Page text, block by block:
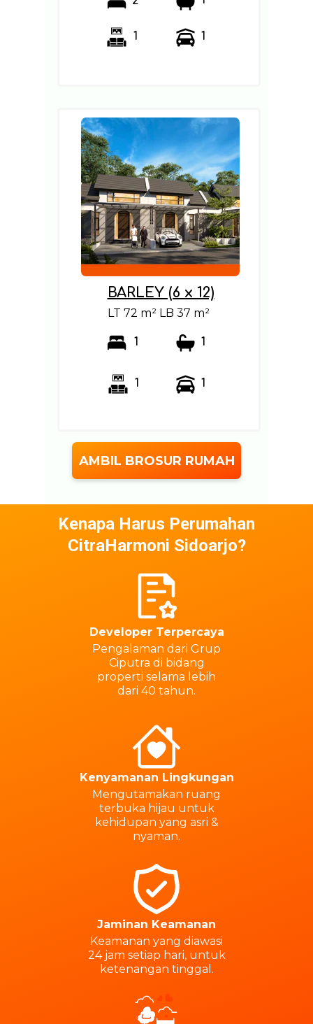
1
1
1
1
LT 72 m² LB 37 m²
BARLEY (6 x 12)
1
1
AMBIL BROSUR RUMAH
Developer Terpercaya
Pengalaman dari Grup
Ciputra di bidang
properti selama lebih
dari 40 tahun.
Kenapa Harus Perumahan
CitraHarmoni Sidoarjo?
Kenyamanan Lingkungan
Mengutamakan ruang
terbuka hijau untuk
kehidupan yang asri &
nyaman.
Jaminan Keamanan
Keamanan yang diawasi
24 jam setiap hari, untuk
ketenangan tinggal.